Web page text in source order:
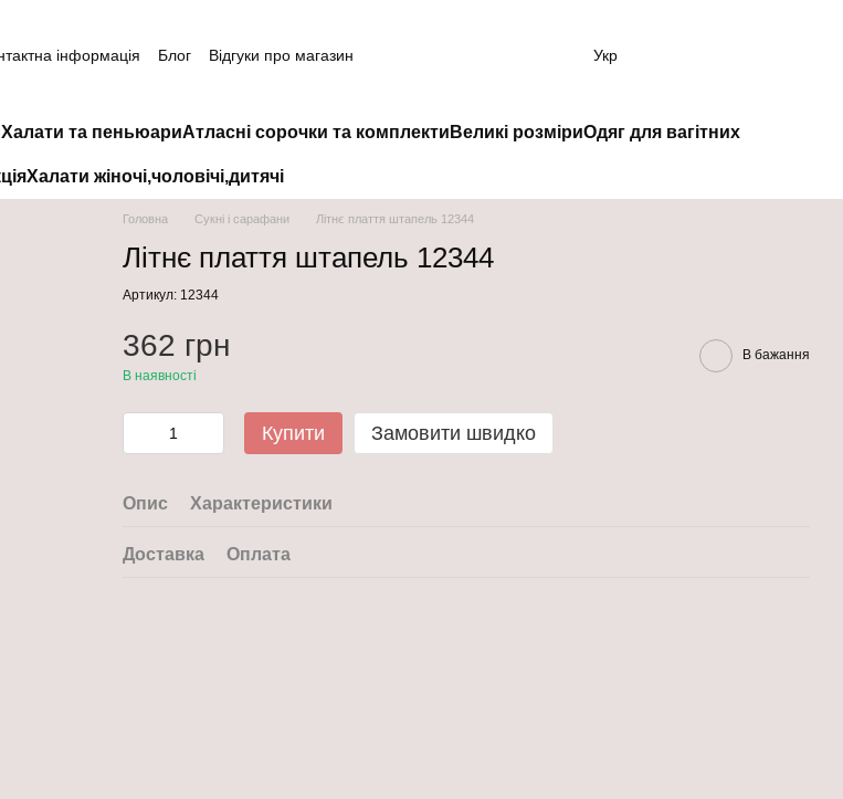
інформація Блог Відгуки про магазин Укр
Халати та пеньюариАтласні сорочки та комплекти Великі розміриОдяг для вагітних
Халати жіночі,чоловічі,дитячі
Головна Сукні і сарафани Літнє плаття штапель 12344
Літнє плаття штапель 12344
Артикул: 12344
362 грн
В наявності
В бажання
Купити Замовити швидко
Опис Характеристики
Доставка Оплата